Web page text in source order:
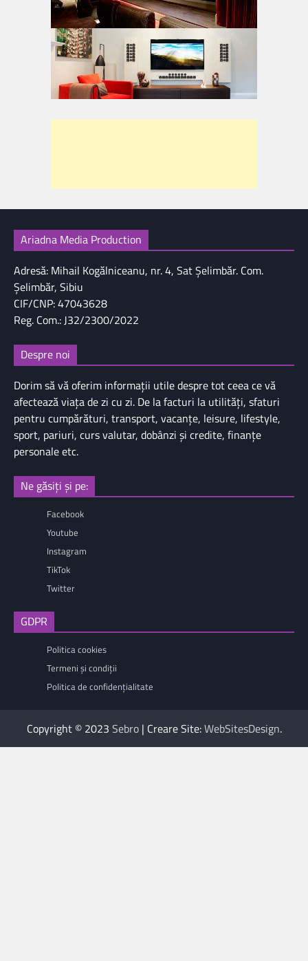
Ariadna Media Production
Adresă: Mihail Kogălniceanu, nr. 4, Sat Şelimbăr. Com.
Şelimbăr, Sibiu
CIF/CNP: 47043628
Reg. Com.: J32/2300/2022
Despre noi
Dorim să vă oferim informaţii utile despre tot ceea ce vă
afectează viaţa de zi cu zi. De la facturi la utilităţi, sfaturi
pentru cumpărături, transport, vacanţe, leisure, lifestyle,
sport, pariuri, curs valutar, dobânzi şi credite, finanţe
personale etc.
Ne găsiți și pe:
Facebook
Youtube
Instagram
TikTok
Twitter
GDPR
Politica cookies
Termeni și condiții
Politica de confidențialitate
Copyright © 2023 Sebro| Creare Site:WebSitesDesign.